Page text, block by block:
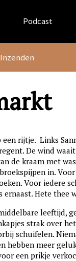
Podcast
Inzenden
rijtje. Links
De wind
de kraam met
in.
Voor iedere
ernaast. Hete thee
leeftijd,
strak over
schuifelen.
hebben meer
een prikje